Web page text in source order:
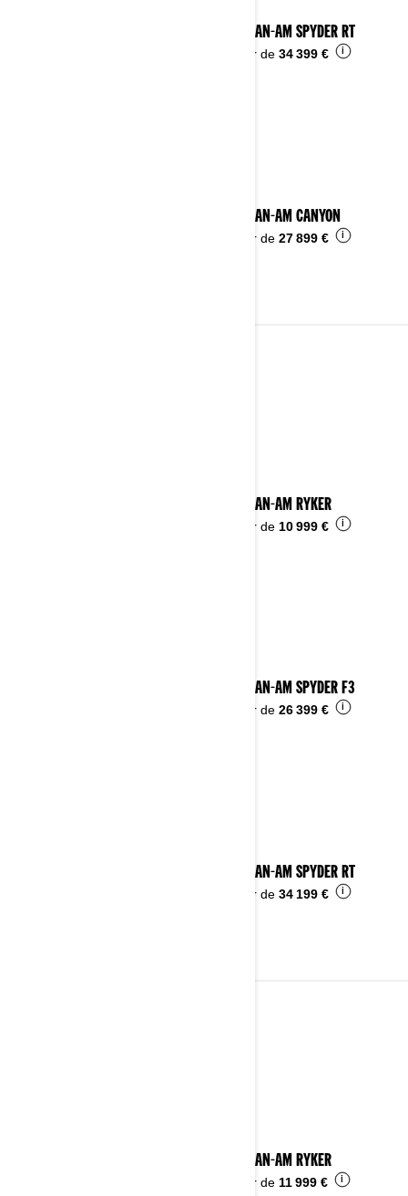
2025 CAN-AM SPYDER RT
À partir de 34 399 € i
2025 CAN-AM CANYON
À partir de 27 899 € i
2024 CAN-AM RYKER
À partir de 10 999 € i
2024 CAN-AM SPYDER F3
À partir de 26 399 € i
2024 CAN-AM SPYDER RT
À partir de 34 199 € i
2023 CAN-AM RYKER
À partir de 11 999 € i